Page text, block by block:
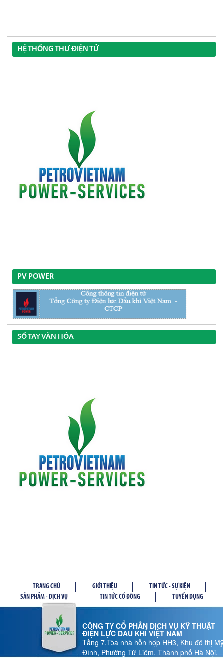
HỆ THỐNG THƯ ĐIỆN TỬ
PV POWER
SỔ TAY VĂN HÓA
TRANG CHỦ GIỚI THIỆU
TIN TỨC - SỰ KIỆN
SẢN PHẦM - DỊCH VỤ
TIN TỨC CỔ ĐÔNG TUYỂN DỤNG
CÔNG TY CỔ PHẦN DỊCH VỤ KỸ THUẬT
ĐIỆN LỰC DẦU KHÍ VIỆT NAM
Tầng 7,Tòa nhà hỗn hợp HH3, Khu đô thị Mỹ
Đình, Phường Từ Liêm, Thành phố Hà Nội,